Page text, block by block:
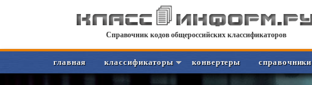
Справочник кодов общероссийских классификаторов
главная классификаторы конвертеры справочники